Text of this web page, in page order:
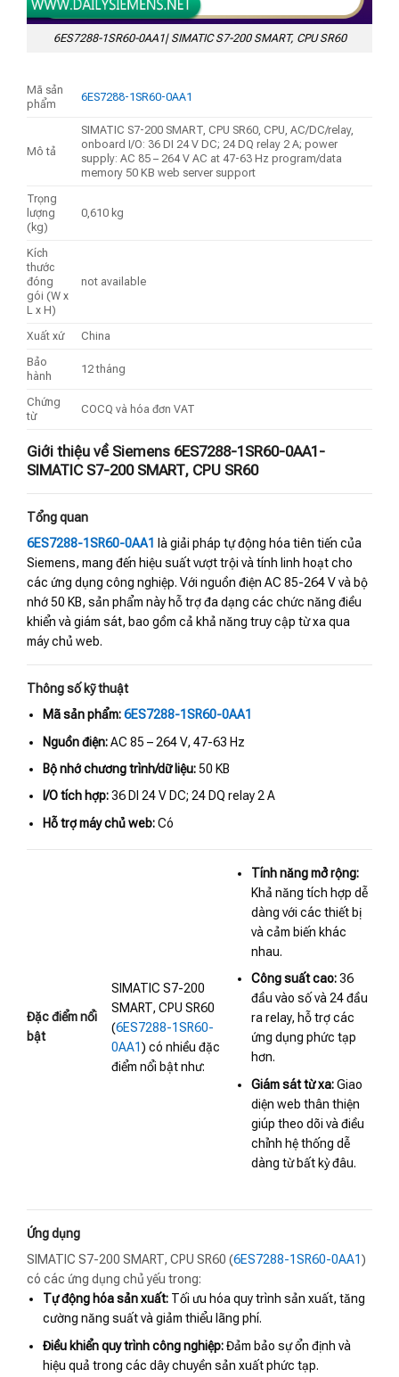
6ES7288-1SR60-0AA1| SIMATIC S7-200 SMART, CPU SR60
Mã sản
phẩm
6ES7288-1SR60-0AA1
Mô tả
SIMATIC S7-200 SMART, CPU SR60, CPU, AC/DC/relay,
onboard I/O: 36 DI 24 V DC; 24 DQ relay 2 A; power
supply: AC 85 – 264 V AC at 47-63 Hz program/data
memory 50 KB web server support
Trọng
lượng
(kg)
0,610 kg
Kích
thước
đóng
gói (W x
L x H)
not available
Xuất xứ
China
Bảo
hành
12 tháng
Chứng
từ
COCQ và hóa đơn VAT
Giới thiệu về Siemens 6ES7288-1SR60-0AA1-
SIMATIC S7-200 SMART, CPU SR60
Tổng quan
6ES7288-1SR60-0AA1
là giải pháp tự động hóa tiên tiến của
Siemens, mang đến hiệu suất vượt trội và tính linh hoạt cho
các ứng dụng công nghiệp. Với nguồn điện AC 85-264 V và bộ
nhớ 50 KB, sản phẩm này hỗ trợ đa dạng các chức năng điều
khiển và giám sát, bao gồm cả khả năng truy cập từ xa qua
máy chủ web.
Thông số kỹ thuật
Mã sản phẩm:6ES7288-1SR60-0AA1
Nguồn điện:AC 85 – 264 V, 47-63 Hz
Bộ nhớ chương trình/dữ liệu:50 KB
I/O tích hợp:36 DI 24 V DC; 24 DQ relay 2 A
Hỗ trợ máy chủ web:Có
Đặc điểm nổi
bật
SIMATIC S7-200
SMART, CPU SR60
(6ES7288-1SR60-
0AA1) có nhiều đặc
điểm nổi bật như:
Tính năng mở rộng:
Khả năng tích hợp dễ
dàng với các thiết bị
và cảm biến khác
nhau.
Công suất cao:36
đầu vào số và 24 đầu
ra relay, hỗ trợ các
ứng dụng phức tạp
hơn.
Giám sát từ xa:Giao
diện web thân thiện
giúp theo dõi và điều
chỉnh hệ thống dễ
dàng từ bất kỳ đâu.
Ứng dụng
SIMATIC S7-200 SMART, CPU SR60 (6ES7288-1SR60-0AA1)
có các ứng dụng chủ yếu trong:
Tự động hóa sản xuất: Tối ưu hóa quy trình sản xuất, tăng
cường năng suất và giảm thiểu lãng phí.
Điều khiển quy trình công nghiệp:Đảm bảo sự ổn định và
hiệu quả trong các dây chuyền sản xuất phức tạp.